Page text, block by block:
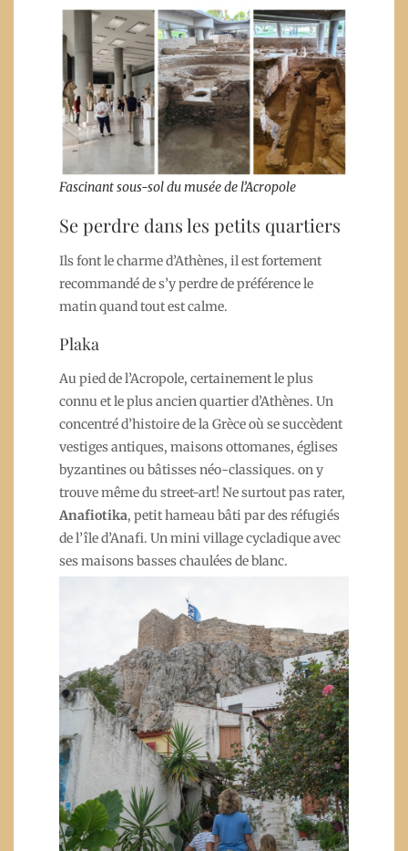
Fascinant sous-sol du musée de l’Acropole
Se perdre dans les petits quartiers
Ils font le charme d’Athènes, il est fortement
recommandé de s’y perdre de préférence le
matin quand tout est calme.
Plaka
Au pied de l’Acropole, certainement le plus
connu et le plus ancien quartier d’Athènes. Un
concentré d’histoire de la Grèce où se succèdent
vestiges antiques, maisons ottomanes, églises
byzantines ou bâtisses néo-classiques. on y
trouve même du street-art! Ne surtout pas rater,
Anafiotika, petit hameau bâti par des réfugiés
de l’île d’Anafi. Un mini village cycladique avec
ses maisons basses chaulées de blanc.